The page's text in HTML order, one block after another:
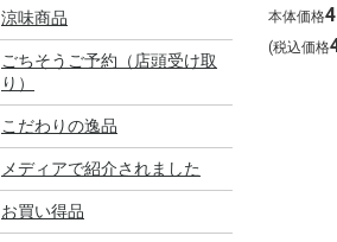
涼味商品
ごちそうご予約（店頭受け取
り）
こだわりの逸品
メディアで紹介されました
お買い得品
本体価格
(税込価格